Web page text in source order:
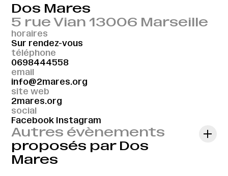
Dos Mares
5 rue Vian 13006 Marseille
horaires
Sur rendez-vous
téléphone
0698444558
email
info@2mares.org
site web
2mares.org
social
Facebook Instagram
Autres évènements
proposés par Dos
Mares